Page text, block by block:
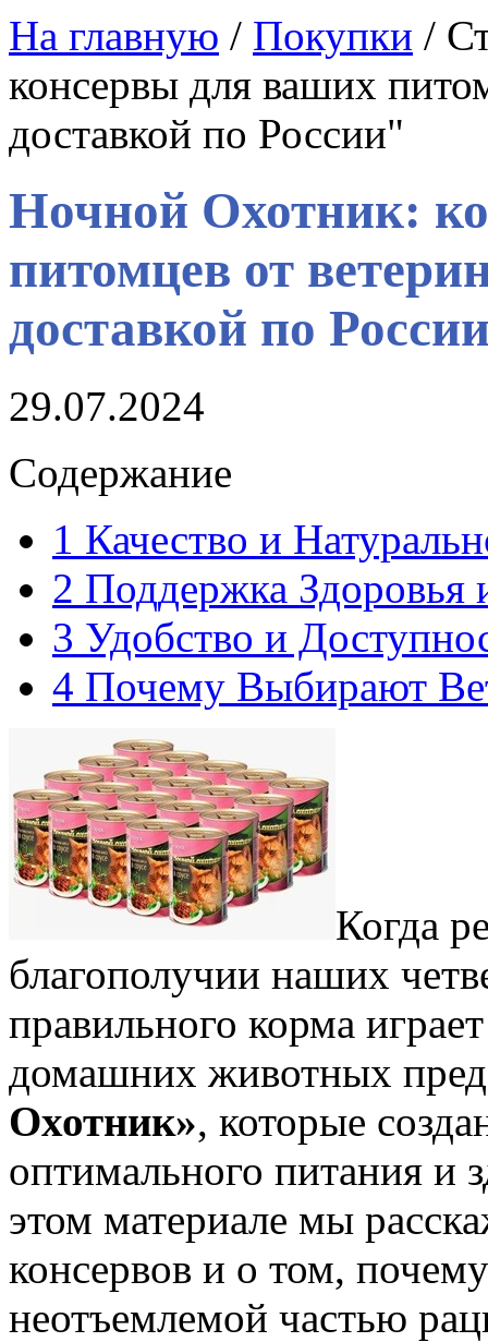
На главную / Покупки /
консервы для ваших
доставкой по России"
Ночной Охотник:
питомцев от
доставкой по
29.07.2024
Содержание
1 Качество и
2 Поддержка Здоровья
3 Удобство и
4 Почему Выбирают
Когда
благополучии наших
правильного корма
домашних животных
Охотник», которые
оптимального питания и
этом материале мы
консервов и о том,
неотъемлемой частью